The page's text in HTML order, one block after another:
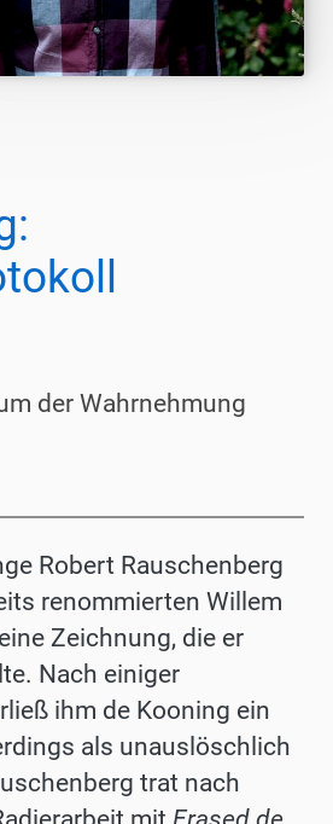
der Wahrnehmung
Robert Rauschenberg
renommierten Willem
Zeichnung, die er
Nach einiger
ihm de Kooning ein
als unauslöschlich
trat nach